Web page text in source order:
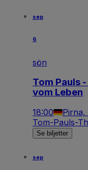
sep
6
sön
Tom Pauls
vom Leben
18:00 Pirna,
Tom-Pauls-
Se biljetter
sep